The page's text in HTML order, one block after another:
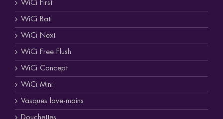
WiCi First
WiCi Bati
WiCi Next
WiCi Free Flush
WiCi Concept
WiCi Mini
Vasques lave-mains
Douchettes